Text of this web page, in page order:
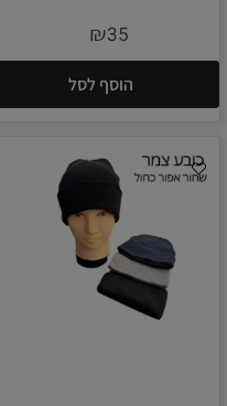
₪35
הוסף לסל